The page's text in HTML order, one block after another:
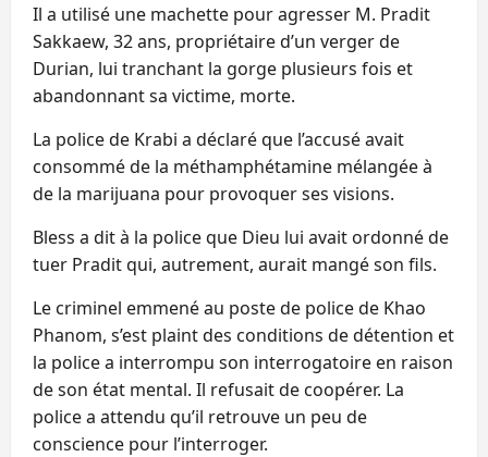
Il a utilisé une machette pour agresser M. Pradit
Sakkaew, 32 ans, propriétaire d’un verger de
Durian, lui tranchant la gorge plusieurs fois et
abandonnant sa victime, morte.
La police de Krabi a déclaré que l’accusé avait
consommé de la méthamphétamine mélangée à
de la marijuana pour provoquer ses visions.
Bless a dit à la police que Dieu lui avait ordonné de
tuer Pradit qui, autrement, aurait mangé son fils.
Le criminel emmené au poste de police de Khao
Phanom, s’est plaint des conditions de détention et
la police a interrompu son interrogatoire en raison
de son état mental. Il refusait de coopérer. La
police a attendu qu’il retrouve un peu de
conscience pour l’interroger.